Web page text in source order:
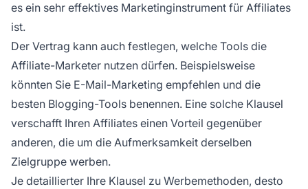
es ein sehr effektives Marketinginstrument für Affiliates
ist.
Der Vertrag kann auch festlegen, welche Tools die
Affiliate-Marketer nutzen dürfen. Beispielsweise
könnten Sie E-Mail-Marketing empfehlen und die
besten Blogging-Tools benennen. Eine solche Klausel
verschafft Ihren Affiliates einen Vorteil gegenüber
anderen, die um die Aufmerksamkeit derselben
Zielgruppe werben.
Je detaillierter Ihre Klausel zu Werbemethoden, desto